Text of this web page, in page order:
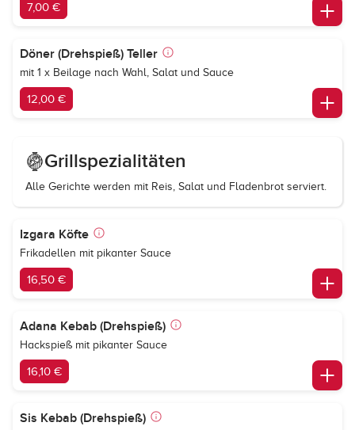
7,00 €
Döner (Drehspieß) Teller
mit 1 x Beilage nach Wahl, Salat und Sauce
12,00 €
Grillspezialitäten
Alle Gerichte werden mit Reis, Salat und Fladenbrot serviert.
Izgara Köfte
Frikadellen mit pikanter Sauce
16,50 €
Adana Kebab (Drehspieß)
Hackspieß mit pikanter Sauce
16,10 €
Sis Kebab (Drehspieß)